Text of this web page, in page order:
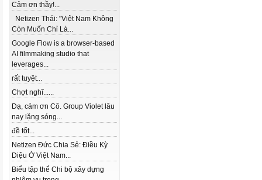
Cảm ơn thầy!...
Netizen Thái: "Việt Nam Không
Còn Muốn Chỉ Là...
Google Flow is a browser-based
AI filmmaking studio that
leverages...
rất tuyệt...
Chợt nghĩ......
Dạ, cảm ơn Cô. Group Violet lâu
nay lặng sóng...
đề tốt...
Netizen Đức Chia Sẻ: Điều Kỳ
Diệu Ở Việt Nam...
Biểu tập thể Chi bộ xây dựng